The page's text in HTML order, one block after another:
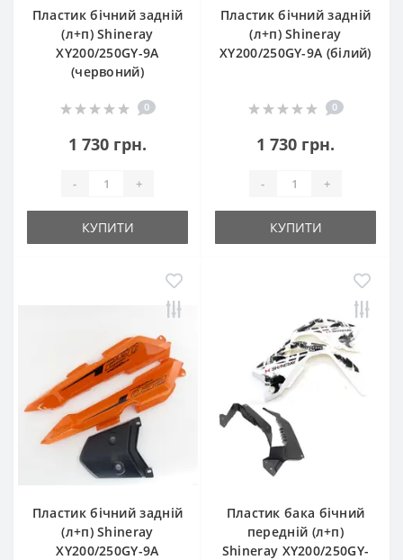
Пластик бічний задній
(л+п) Shineray
XY200/250GY-9A
(червоний)
0
1 730 грн.
- +
КУПИТИ
Пластик бічний задній
(л+п) Shineray
XY200/250GY-9A (білий)
0
1 730 грн.
- +
КУПИТИ
Пластик бічний задній
(л+п) Shineray
XY200/250GY-9A
Пластик бака бічний
передній (л+п)
Shineray XY200/250GY-